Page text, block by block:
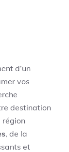
d’un
vos
destination
région
, de la
et